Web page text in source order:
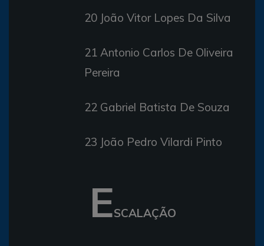
20 João Vitor Lopes Da Silva
21 Antonio Carlos De Oliveira
Pereira
22 Gabriel Batista De Souza
23 João Pedro Vilardi Pinto
ESCALAÇÃO